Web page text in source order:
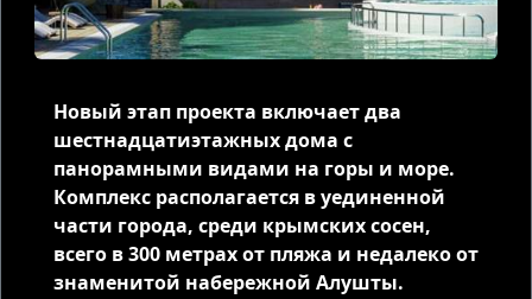
Новый этап проекта включает два
шестнадцатиэтажных дома с
панорамными видами на горы и море.
Комплекс располагается в уединенной
части города, среди крымских сосен,
всего в 300 метрах от пляжа и недалеко от
знаменитой набережной Алушты.